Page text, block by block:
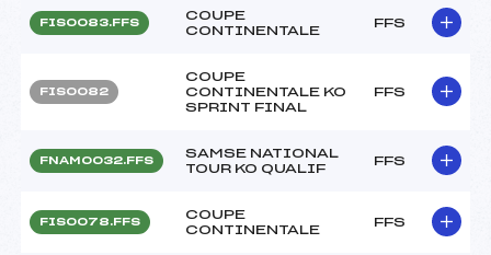
FIS0083.FFS
COUPE
CONTINENTALE
FFS
FIS0082
COUPE
CONTINENTALE KO
SPRINT FINAL
FFS
FNAM0032.FFS
SAMSE NATIONAL
TOUR KO QUALIF
FFS
FIS0078.FFS
COUPE
CONTINENTALE
FFS